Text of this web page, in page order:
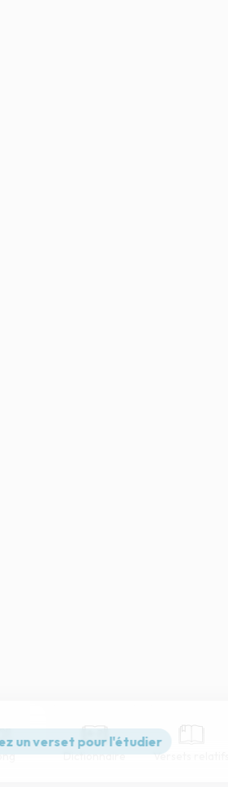
Dictionnaire Versets relatifs